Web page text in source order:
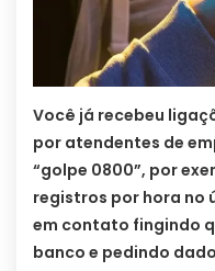
Você já recebeu
por atendentes de
“golpe 0800”, por
registros por hora no
em contato fingindo
banco e pedindo